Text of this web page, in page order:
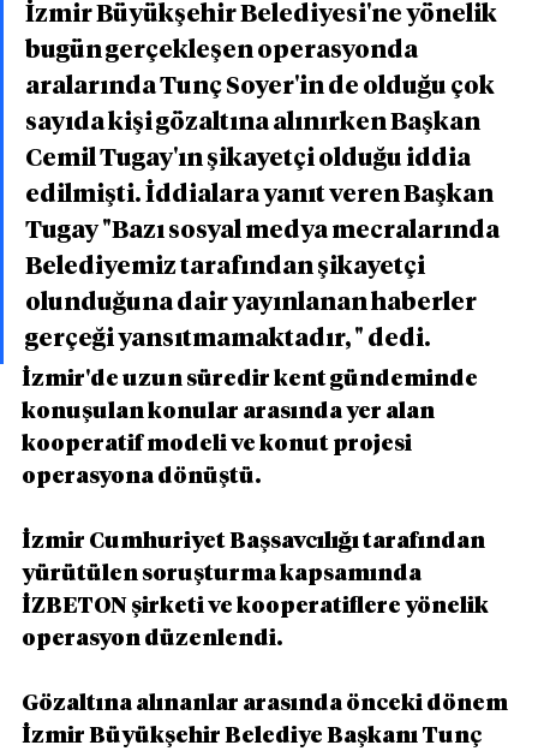
İzmir Büyükşehir Belediyesi'ne yönelik
bugün gerçekleşen operasyonda
aralarında Tunç Soyer'in de olduğu çok
sayıda kişi gözaltına alınırken Başkan
Cemil Tugay'ın şikayetçi olduğu iddia
edilmişti. İddialara yanıt veren Başkan
Tugay "Bazı sosyal medya mecralarında
Belediyemiz tarafından şikayetçi
olunduğuna dair yayınlanan haberler
gerçeği yansıtmamaktadır, " dedi.
İzmir'de uzun süredir kent gündeminde
konuşulan konular arasında yer alan
kooperatif modeli ve konut projesi
operasyona dönüştü.
İzmir Cumhuriyet Başsavcılığı tarafından
yürütülen soruşturma kapsamında
İZBETON şirketi ve kooperatiflere yönelik
operasyon düzenlendi.
Gözaltına alınanlar arasında önceki dönem
İzmir Büyükşehir Belediye Başkanı Tunç